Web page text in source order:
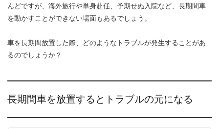
んどですが、海外旅行や単身赴任、予期せぬ入院など、長期間車
を動かすことができない場面もあるでしょう。
車を長期間放置した際、どのようなトラブルが発生することがあ
るのでしょうか？
長期間車を放置するとトラブルの元になる